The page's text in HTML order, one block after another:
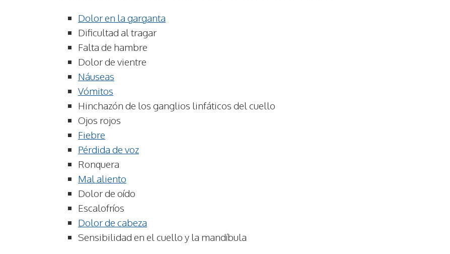
Dolor en la garganta
Dificultad al tragar
Falta de hambre
Dolor de vientre
Náuseas
Vómitos
Hinchazón de los ganglios linfáticos del cuello
Ojos rojos
Fiebre
Pérdida de voz
Ronquera
Mal aliento
Dolor de oído
Escalofríos
Dolor de cabeza
Sensibilidad en el cuello y la mandíbula